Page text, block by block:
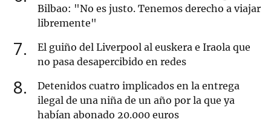
Bilbao: "No es justo. Tenemos derecho a viajar
libremente"
7
El guiño del Liverpool al euskera e Iraola que
no pasa desapercibido en redes
8
Detenidos cuatro implicados en la entrega
ilegal de una niña de un año por la que ya
habían abonado 20.000 euros